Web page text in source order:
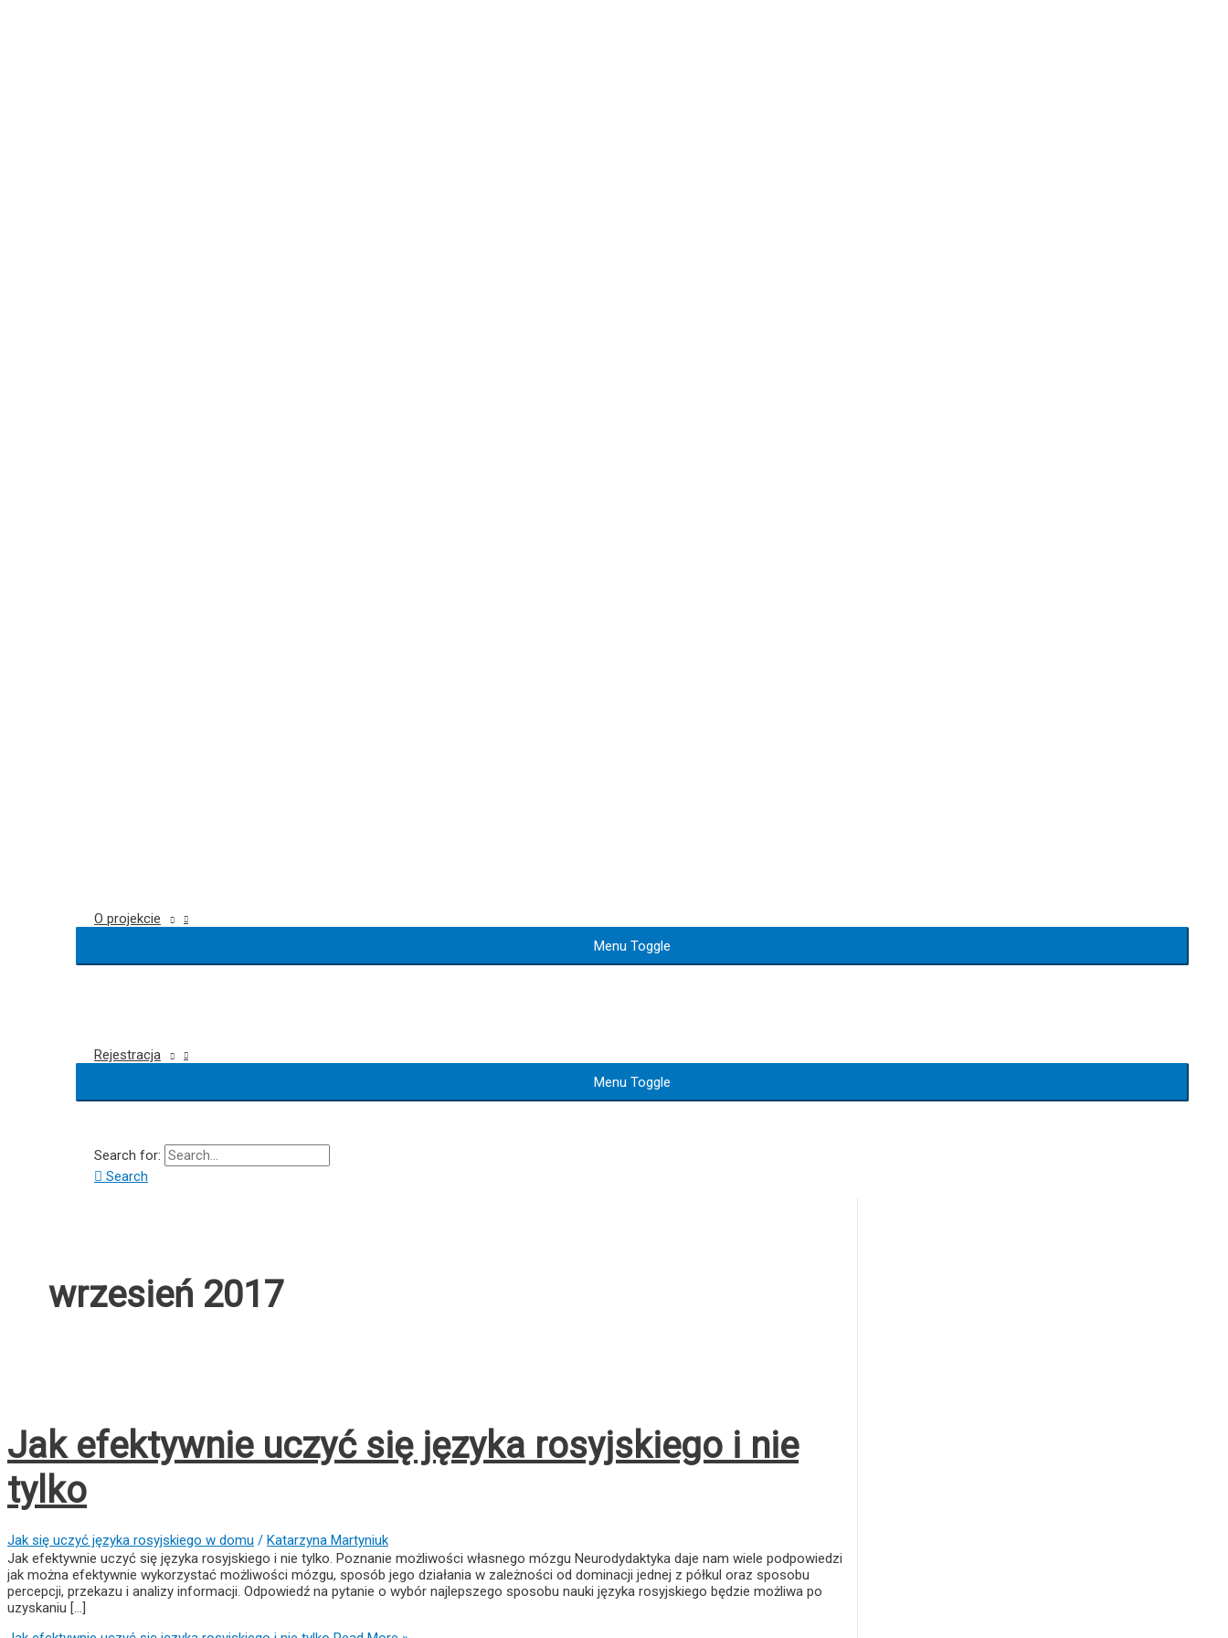
O projekcie
Menu Toggle
Rejestracja
Menu Toggle
Search for:
Search
wrzesień 2017
Jak efektywnie uczyć się języka rosyjskiego i nie
tylko
Jak się uczyć języka rosyjskiego w domu / Katarzyna Martyniuk
Jak efektywnie uczyć się języka rosyjskiego i nie tylko. Poznanie możliwości własnego mózgu Neurodydaktyka daje nam wiele podpowiedzi
jak można efektywnie wykorzystać możliwości mózgu, sposób jego działania w zależności od dominacji jednej z półkul oraz sposobu
percepcji, przekazu i analizy informacji. Odpowiedź na pytanie o wybór najlepszego sposobu nauki języka rosyjskiego będzie możliwa po
uzyskaniu [...]